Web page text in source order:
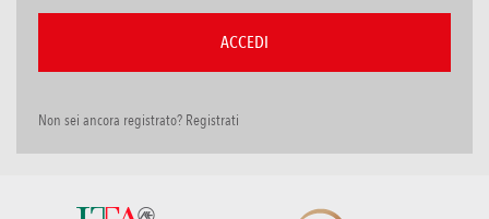
Non sei ancora registrato? Registrati